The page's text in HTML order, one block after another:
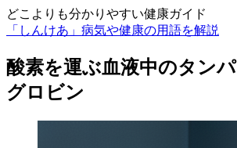
どこよりも分かりやすい健康ガイド
「しんけあ」病気や健康の用語を解説
酸素を運ぶ血液中のタン
グロビン